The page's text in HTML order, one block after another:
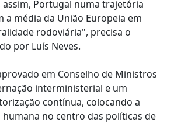
assim, Portugal numa trajetória
a média da União Europeia em
rodoviária", precisa o
por Luís Neves.
em Conselho de Ministros
interministerial e um
contínua, colocando a
no centro das políticas de